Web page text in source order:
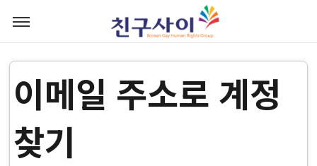
이메일 주소로 계정
찾기